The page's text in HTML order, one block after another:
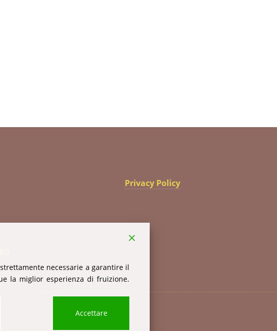
Privacy Policy
necessarie a garantire il
la miglior esperienza di fruizione.
Accettare